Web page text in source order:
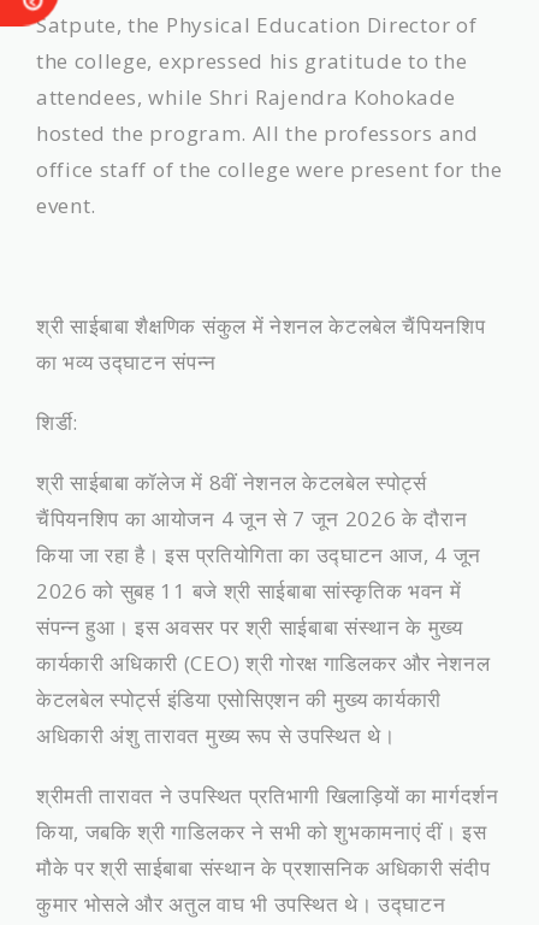
Satpute, the Physical Education Director of
the college, expressed his gratitude to the
attendees, while Shri Rajendra Kohokade
hosted the program. All the professors and
office staff of the college were present for the
event.
​श्री साईबाबा शैक्षणिक संकुल में नेशनल केटलबेल चैंपियनशिप
का भव्य उद्घाटन संपन्न
​शिर्डी:
श्री साईबाबा कॉलेज में 8वीं नेशनल केटलबेल स्पोर्ट्स
चैंपियनशिप का आयोजन 4 जून से 7 जून 2026 के दौरान
किया जा रहा है। इस प्रतियोगिता का उद्घाटन आज, 4 जून
2026 को सुबह 11 बजे श्री साईबाबा सांस्कृतिक भवन में
संपन्न हुआ। इस अवसर पर श्री साईबाबा संस्थान के मुख्य
कार्यकारी अधिकारी (CEO) श्री गोरक्ष गाडिलकर और नेशनल
केटलबेल स्पोर्ट्स इंडिया एसोसिएशन की मुख्य कार्यकारी
अधिकारी अंशु तारावत मुख्य रूप से उपस्थित थे।
​श्रीमती तारावत ने उपस्थित प्रतिभागी खिलाड़ियों का मार्गदर्शन
किया, जबकि श्री गाडिलकर ने सभी को शुभकामनाएं दीं। इस
मौके पर श्री साईबाबा संस्थान के प्रशासनिक अधिकारी संदीप
कुमार भोसले और अतुल वाघ भी उपस्थित थे। उद्घाटन